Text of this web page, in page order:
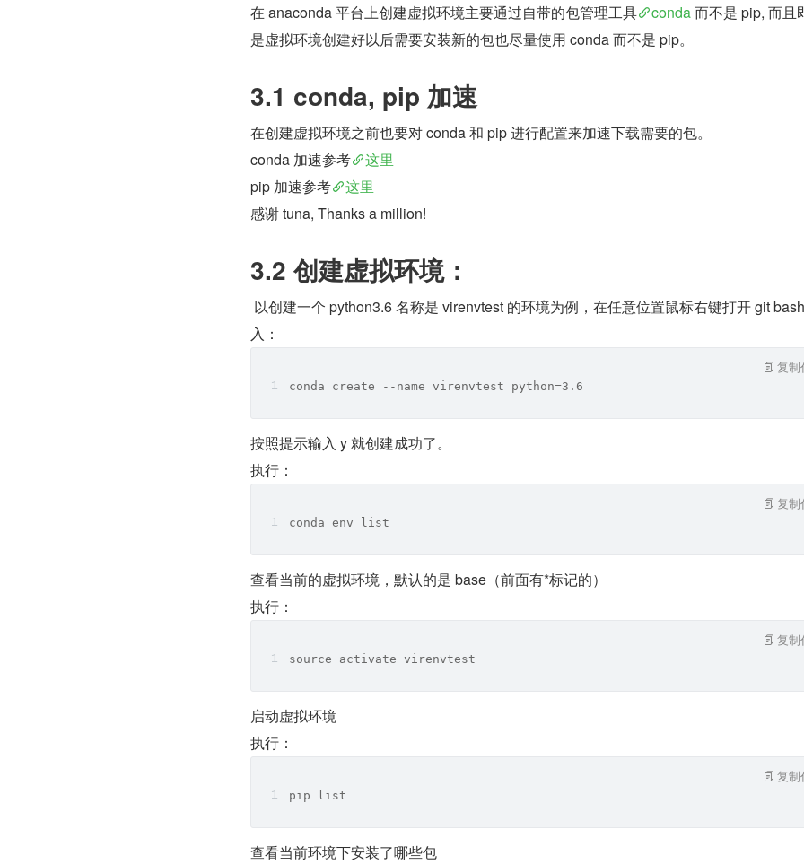
在 anaconda 平台上创建虚拟环境主要通过自带的包管理工具 conda 而不是 pip, 而且
是虚拟环境创建好以后需要安装新的包也尽量使用 conda 而不是 pip。
3.1 conda, pip 加速
在创建虚拟环境之前也要对 conda 和 pip 进行配置来加速下载需要的包。
conda 加速参考
这里
pip 加速参考
这里
感谢 tuna, Thanks a million!
3.2 创建虚拟环境：
入：
conda create --name virenvtest python=3.6
复制
按照提示输入 y 就创建成功了。
执行：
conda env list
复制
查看当前的虚拟环境，默认的是 base（前面有*标记的）
执行：
source activate virenvtest
复制
启动虚拟环境
执行：
pip list
复制
查看当前环境下安装了哪些包